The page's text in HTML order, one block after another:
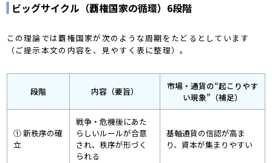
ビッグサイクル（覇権国家の循環）6段階
この理論では覇権国家が次のような周期をたどるとしています
（ご提示本文の内容を、見やすく表に整理）。
段階 内容（要旨）
市場・通貨の“起こりやす
い現象”（補足）
① 新秩序の確
立
戦争・危機後にあた
らしいルールが合意
され、秩序が形づく
られる
基軸通貨の信認が高ま
り、資本が集まりやすい